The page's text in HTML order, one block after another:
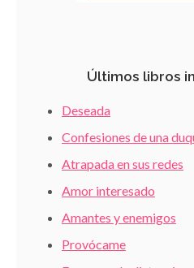
Últimos libros
Deseada
Confesiones de una
Atrapada en sus redes
Amor interesado
Amantes y enemigos
Provócame